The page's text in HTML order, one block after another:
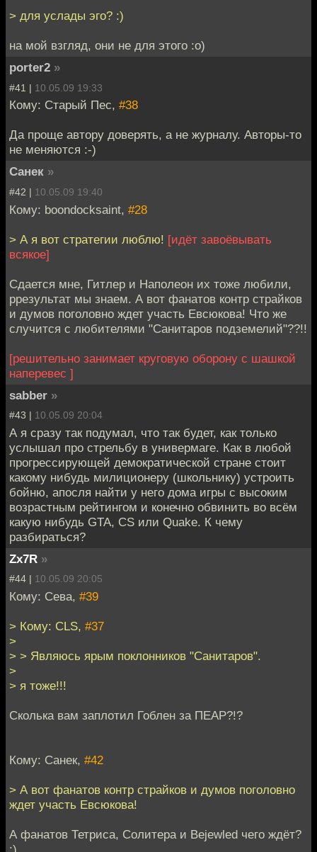
> для услады эго? :)
на мой взгляд, они не для этого :о)
porter2 »
#41 | 10.05.09 19:33
Кому: Старый Пес, #38
Да проще автору доверять, а не журналу. Авторы-то
не меняются :-)
Санек »
#42 | 10.05.09 19:40
Кому: boondocksaint, #28
> А я вот стратегии люблю! [идёт завоёвывать
всякое]
Сдается мне, Гитлер и Наполеон их тоже любили,
ррезультат мы знаем. А вот фанатов контр страйков
и думов поголовно ждет участь Евсюкова! Что же
случится с любителями "Санитаров подземелий"??!!
[решительно занимает круговую оборону с шашкой
наперевес ]
sabber »
#43 | 10.05.09 20:04
А я сразу так подумал, что так будет, как только
услышал про стрельбу в универмаге. Как в любой
прогрессирующей демократической стране стоит
какому нибудь милиционеру (школьнику) устроить
бойню, апосля найти у него дома игры с высоким
возрастным рейтингом и конечно обвинить во всём
какую нибудь GTA, CS или Quake. К чему
разбираться?
Zx7R »
#44 | 10.05.09 20:05
Кому: Сева, #39
> Кому: CLS, #37
>
> > Являюсь ярым поклонников "Санитаров".
>
> я тоже!!!
Сколька вам заплотил Гоблен за ПЕАР?!?
Кому: Санек, #42
> А вот фанатов контр страйков и думов поголовно
ждет участь Евсюкова!
А фанатов Тетриса, Солитера и Bejewled чего ждёт?
:)